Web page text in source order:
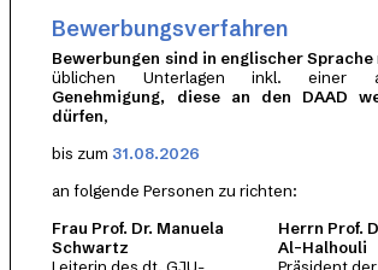
Bewerbungsverfahren
Bewerbungen sind in englischer Sprache
üblichen Unterlagen inkl. einer
Genehmigung, diese an den DAAD
dürfen,
bis zum 31.08.2026
an folgende Personen zu richten:
Frau Prof. Dr. Manuela
Schwartz
Leiterin des dt. GJU-
Herrn Prof.
Al-Halhouli
Präsident der